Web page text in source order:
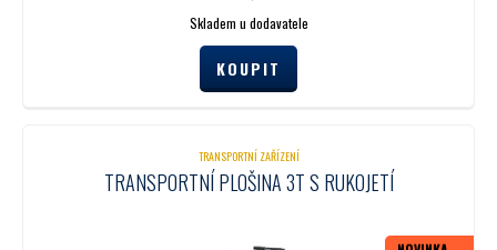
Skladem u dodavatele
TRANSPORTNÍ ZAŘÍZENÍ
TRANSPORTNÍ PLOŠINA 3T S RUKOJETÍ